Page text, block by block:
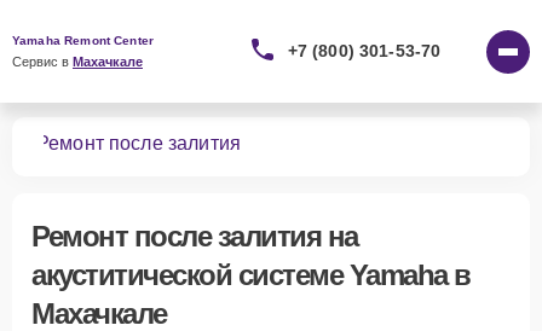
Yamaha Remont Center
Сервис в Махачкале
+7 (800) 301-53-70
Ремонт после залития
Ремонт после залитияна
акуститической системе Yamaha в
Махачкале